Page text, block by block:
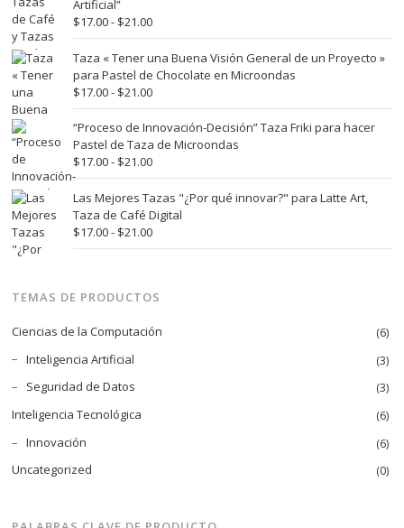
$17.00
hasta
$21.00
Artificial”
$17.00- $21.00Rango
de
precios:
desde
$17.00
hasta
$21.00
Taza « Tener una Buena Visión General de un Proyecto »
para Pastel de Chocolate en Microondas
$17.00- $21.00Rango
de
precios:
desde
$17.00
hasta
$21.00
“Proceso de Innovación-Decisión” Taza Friki para hacer
Pastel de Taza de Microondas
$17.00- $21.00Rango
de
precios:
desde
$17.00
hasta
Las Mejores Tazas "¿Por qué innovar?" para Latte Art,
Taza de Café Digital
$17.00- $21.00Rango
de
$17.00
$21.00
TEMAS DE PRODUCTOS
Ciencias de la Computación (6)
Inteligencia Artificial (3)
Seguridad de Datos (3)
Inteligencia Tecnológica (6)
Innovación (6)
Uncategorized (0)